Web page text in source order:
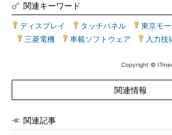
関連キーワード
ディスプレイ タッチパネル 東京モ
三菱電機 車載ソフトウェア 入力技
Copyright ©
関連情報
関連記事